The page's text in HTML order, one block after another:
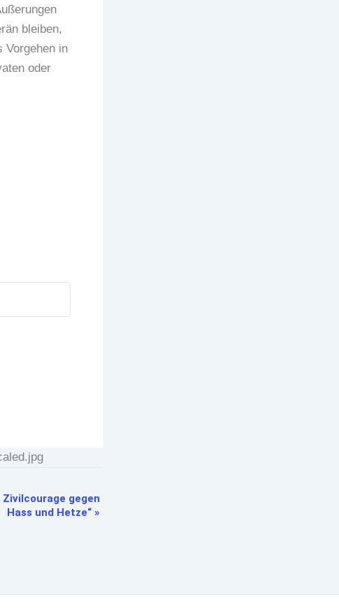
bleiben,
Vorgehen in
oder
gegen
Hass und Hetze“ »